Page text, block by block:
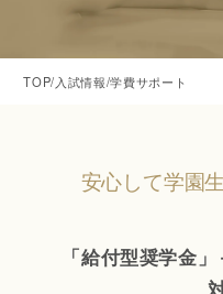
TOP/ 入試情報/学費サポート
安心して学園
「給付型奨学金